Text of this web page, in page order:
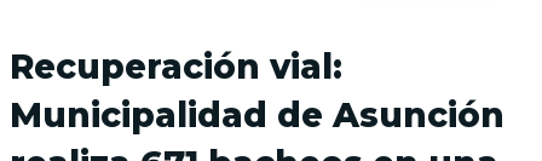
Recuperación vial:
Municipalidad de Asunción